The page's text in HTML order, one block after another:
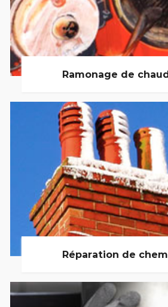
Ramonage de
Réparation de